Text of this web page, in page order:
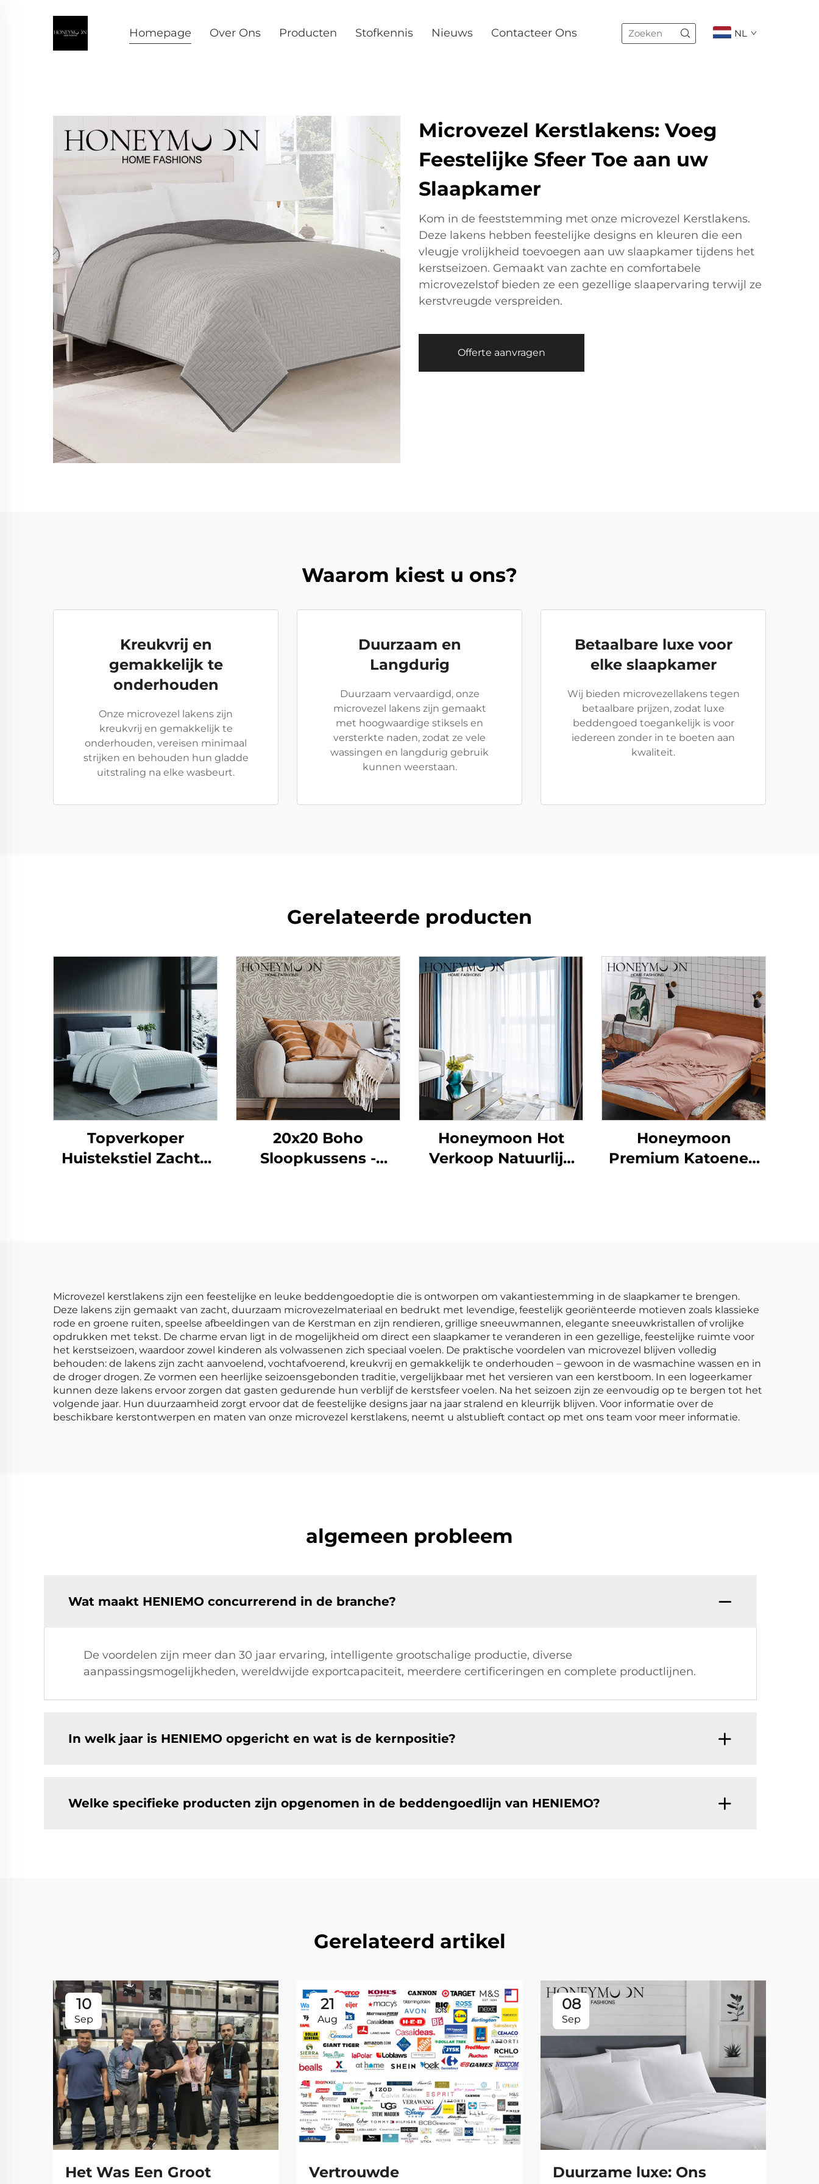
Homepage Over Ons Producten Stofkennis Nieuws Contacteer Ons NL
Microvezel Kerstlakens: Voeg
Feestelijke Sfeer Toe aan uw
Slaapkamer
Kom in de feeststemming met onze microvezel Kerstlakens.
Deze lakens hebben feestelijke designs en kleuren die een
vleugje vrolijkheid toevoegen aan uw slaapkamer tijdens het
kerstseizoen. Gemaakt van zachte en comfortabele
microvezelstof bieden ze een gezellige slaapervaring terwijl ze
kerstvreugde verspreiden.
Offerte aanvragen
Waarom kiest u ons?
Kreukvrij en
gemakkelijk te
onderhouden
Onze microvezel lakens zijn
kreukvrij en gemakkelijk te
onderhouden, vereisen minimaal
strijken en behouden hun gladde
uitstraling na elke wasbeurt.
Duurzaam en
Langdurig
Duurzaam vervaardigd, onze
microvezel lakens zijn gemaakt
met hoogwaardige stiksels en
versterkte naden, zodat ze vele
wassingen en langdurig gebruik
kunnen weerstaan.
Betaalbare luxe voor
elke slaapkamer
Wij bieden microvezellakens tegen
betaalbare prijzen, zodat luxe
beddengoed toegankelijk is voor
iedereen zonder in te boeten aan
kwaliteit.
Gerelateerde producten
Topverkoper
Huistekstiel Zachte
20x20 Boho
Sloopkussens -
Honeymoon Hot
Verkoop Natuurlijk
Honeymoon
Premium Katoenen
Microvezel kerstlakens zijn een feestelijke en leuke beddengoedoptie die is ontworpen om vakantiestemming in de slaapkamer te brengen.
Deze lakens zijn gemaakt van zacht, duurzaam microvezelmateriaal en bedrukt met levendige, feestelijk georiënteerde motieven zoals klassieke
rode en groene ruiten, speelse afbeeldingen van de Kerstman en zijn rendieren, grillige sneeuwmannen, elegante sneeuwkristallen of vrolijke
opdrukken met tekst. De charme ervan ligt in de mogelijkheid om direct een slaapkamer te veranderen in een gezellige, feestelijke ruimte voor
het kerstseizoen, waardoor zowel kinderen als volwassenen zich speciaal voelen. De praktische voordelen van microvezel blijven volledig
behouden: de lakens zijn zacht aanvoelend, vochtafvoerend, kreukvrij en gemakkelijk te onderhouden – gewoon in de wasmachine wassen en in
de droger drogen. Ze vormen een heerlijke seizoensgebonden traditie, vergelijkbaar met het versieren van een kerstboom. In een logeerkamer
kunnen deze lakens ervoor zorgen dat gasten gedurende hun verblijf de kerstsfeer voelen. Na het seizoen zijn ze eenvoudig op te bergen tot het
volgende jaar. Hun duurzaamheid zorgt ervoor dat de feestelijke designs jaar na jaar stralend en kleurrijk blijven. Voor informatie over de
beschikbare kerstontwerpen en maten van onze microvezel kerstlakens, neemt u alstublieft contact op met ons team voor meer informatie.
algemeen probleem
Wat maakt HENIEMO concurrerend in de branche?
De voordelen zijn meer dan 30 jaar ervaring, intelligente grootschalige productie, diverse
aanpassingsmogelijkheden, wereldwijde exportcapaciteit, meerdere certificeringen en complete productlijnen.
In welk jaar is HENIEMO opgericht en wat is de kernpositie?
Welke specifieke producten zijn opgenomen in de beddengoedlijn van HENIEMO?
Gerelateerd artikel
10
Sep
Het Was Een Groot
21
Aug
Vertrouwde
08
Sep
Duurzame luxe: Ons